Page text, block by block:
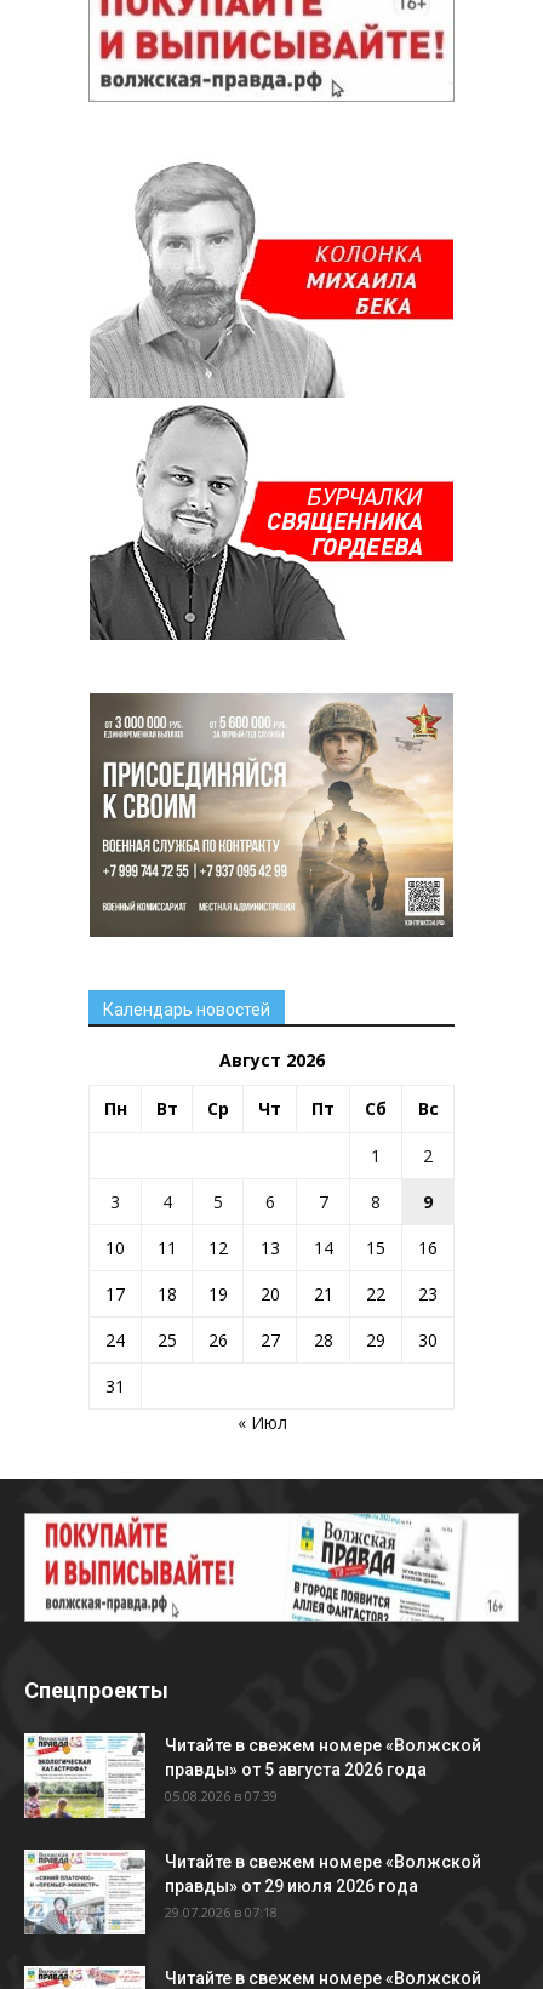
Календарь новостей
Август 2026
Пн Вт Ср Чт Пт Сб Вс
1
2
3
4 5 6 7 8
9
10
11 12 13 14 15
16
17
18 19 20 21 22
23
24
25 26 27 28 29
30
31
« Июл
Спецпроекты
Читайте в свежем номере «Волжской
правды» от 5 августа 2026 года
05.08.2026 в 07:39
Читайте в свежем номере «Волжской
правды» от 29 июля 2026 года
29.07.2026 в 07:18
Читайте в свежем номере «Волжской